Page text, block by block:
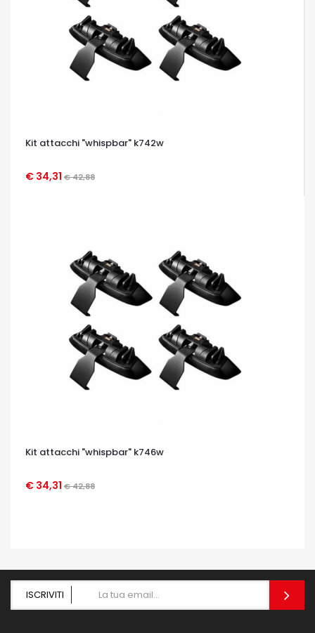
Kit attacchi "whispbar" k742w
€ 34,31 € 42,88
OCCHIATA VELOCE
Kit attacchi "whispbar" k746w
€ 34,31 € 42,88
OCCHIATA VELOCE
ISCRIVITI